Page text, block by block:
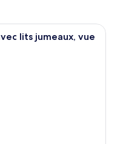
une fenêtre donnant sur des
chambre d’hôtel moderne avec
lits jumeaux, vue